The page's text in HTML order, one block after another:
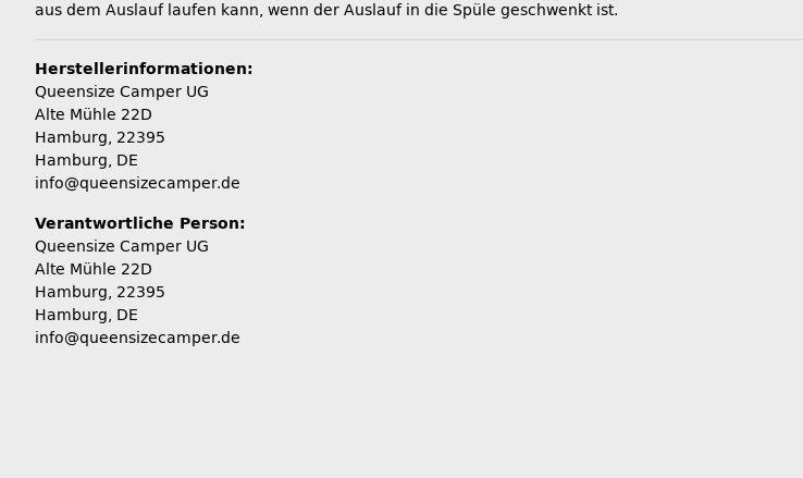
aus dem Auslauf laufen kann, wenn der Auslauf in die Spüle geschwenkt ist.
Herstellerinformationen:
Queensize Camper UG
Alte Mühle 22D
Hamburg, 22395
Hamburg, DE
info@queensizecamper.de
Verantwortliche Person:
Queensize Camper UG
Alte Mühle 22D
Hamburg, 22395
Hamburg, DE
info@queensizecamper.de